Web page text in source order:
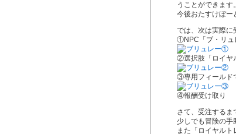
うことができます
今後おたすけぼー
では、次は実際に
①NPC「ブ・リュ
②選択肢「ロイヤ
③専用フィールド
④報酬受け取り
さて、受注するま
少しでも冒険の手
また「ロイヤルト